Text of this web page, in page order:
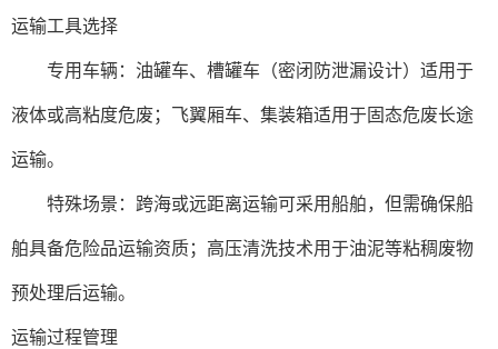
‌运输工具选择‌
专用车辆‌：油罐车、槽罐车（密闭防泄漏设计）适用于
液体或高粘度危废；飞翼厢车、集装箱适用于固态危废长途
运输。
‌ 特殊场景‌：跨海或远距离运输可采用船舶，但需确保船
舶具备危险品运输资质；高压清洗技术用于油泥等粘稠废物
预处理后运输。
‌运输过程管理‌